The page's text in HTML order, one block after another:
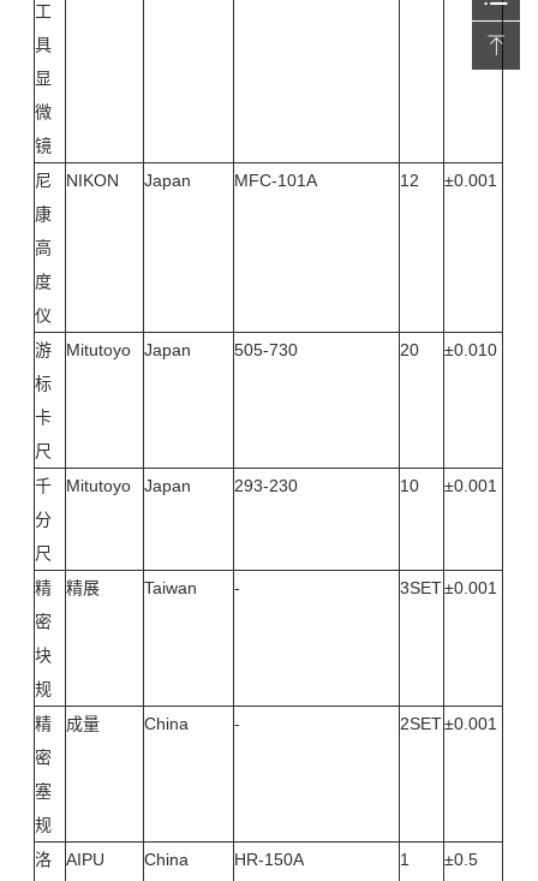
工
具
显
微
镜
尼
康
高
度
仪
NIKON Japan MFC-101A 12 ±0.001
游
标
卡
尺
Mitutoyo Japan 505-730 20 ±0.010
千
分
尺
Mitutoyo Japan 293-230 10 ±0.001
精
密
块
规
精展 Taiwan - 3SET±0.001
精
密
塞
规
成量 China - 2SET±0.001
洛
AIPU China HR-150A 1 ±0.5